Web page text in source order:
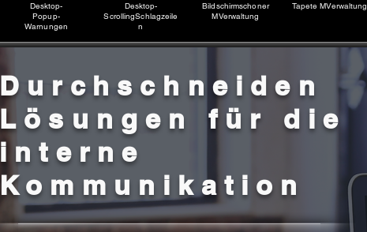
Desktop-
Popup-
Warnungen
Desktop-
ScrollingSchlagzeile
n
Bildschirmschoner
MVerwaltung
Tapete MVerwaltung
Durchschneiden
Lösungen für die
interne
Kommunikation